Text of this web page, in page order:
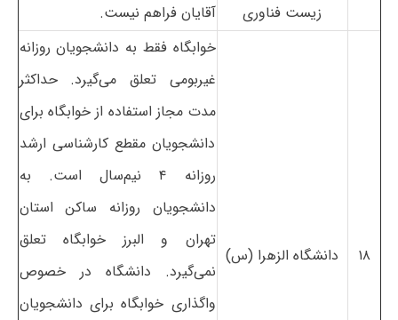
زیست فناوری
آقایان فراهم نیست.
۱۸ دانشگاه الزهرا (س)
خوابگاه فقط به دانشجویان روزانه
غیربومی تعلق می‌گیرد. حداکثر
مدت مجاز استفاده از خوابگاه برای
دانشجویان مقطع کارشناسی ارشد
روزانه ۴ نیم‌سال است. به
دانشجویان روزانه ساکن استان
تهران و البرز خوابگاه تعلق
نمی‌گیرد. دانشگاه در خصوص
واگذاری خوابگاه برای دانشجویان